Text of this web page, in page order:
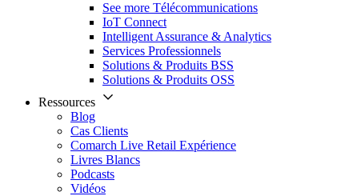
See more Télécommunications
IoT Connect
Intelligent Assurance & Analytics
Services Professionnels
Solutions & Produits BSS
Solutions & Produits OSS
Ressources
Blog
Cas Clients
Comarch Live Retail Expérience
Livres Blancs
Podcasts
Vidéos